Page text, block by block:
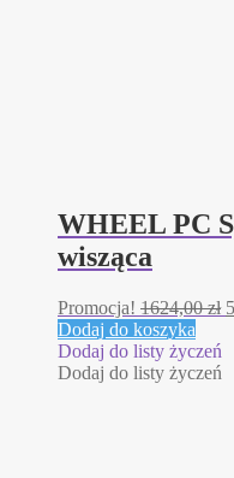
WHEEL PC
wisząca
Promocja! 1624,00zł
Dodaj do koszyka
Dodaj do listy życzeń
Dodaj do listy życzeń